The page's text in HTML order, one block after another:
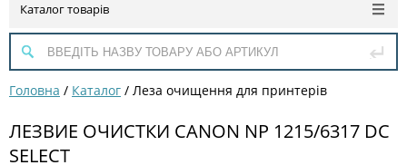
Каталог товарів
Головна / Каталог / Леза очищення для принтерів
ЛЕЗВИЕ ОЧИСТКИ CANON NP 1215/6317 DC
SELECT